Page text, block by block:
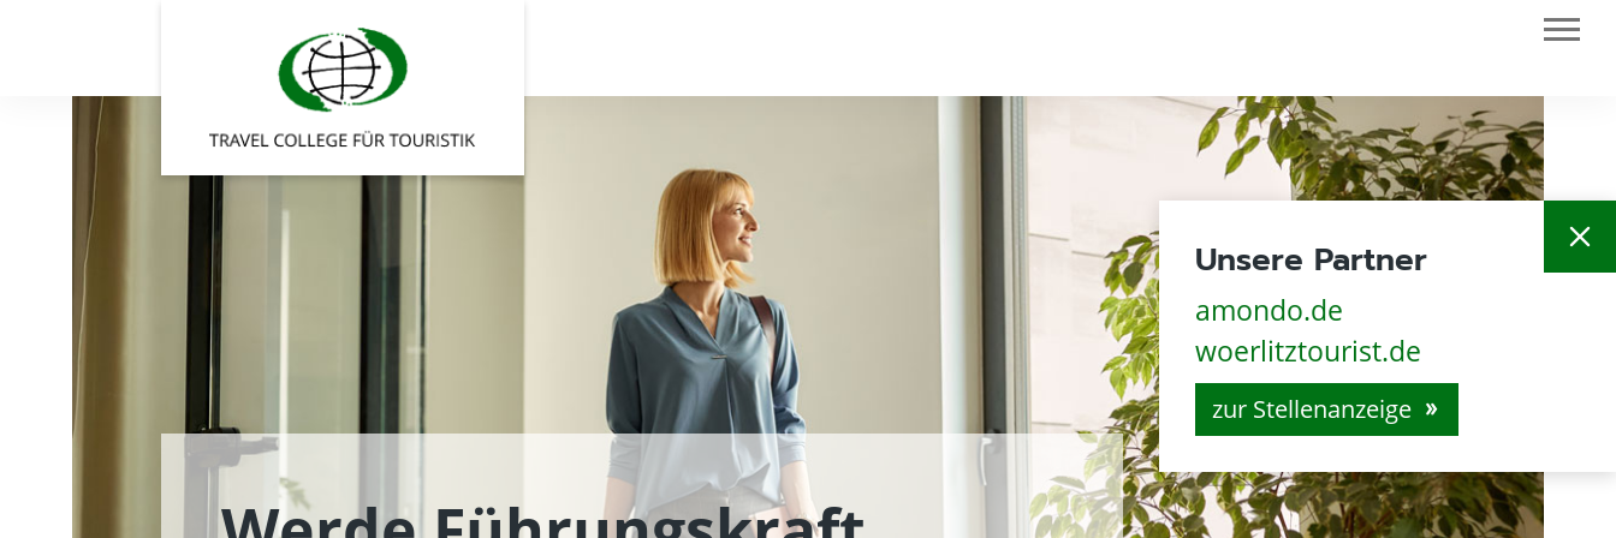
close
Unsere Partner
amondo.de
woerlitztourist.de
zur Stellenanzeige